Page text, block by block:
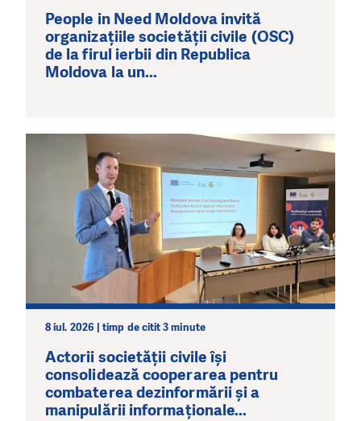
People in Need Moldova invită
organizațiile societății civile (OSC)
de la firul ierbii din Republica
Moldova la un...
8 iul. 2026 | timp de citit 3 minute
Actorii societății civile își
consolidează cooperarea pentru
combaterea dezinformării și a
manipulării informaționale...